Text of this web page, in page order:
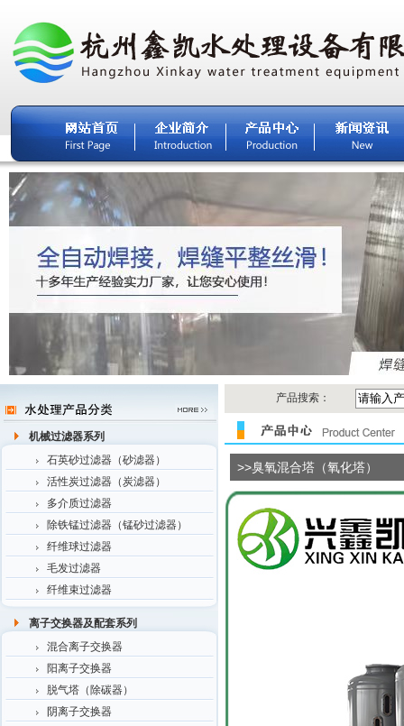
机械过滤器系列
石英砂过滤器（砂滤器）
活性炭过滤器（炭滤器）
多介质过滤器
除铁锰过滤器（锰砂过滤器）
纤维球过滤器
毛发过滤器
纤维束过滤器
离子交换器及配套系列
混合离子交换器
阳离子交换器
脱气塔（除碳器）
阴离子交换器
产品搜索：
>>臭氧混合塔（氧化塔）